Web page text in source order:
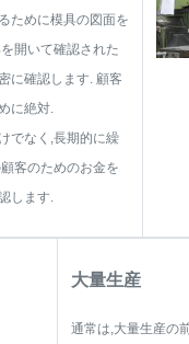
スキルを持って
ために模具の図面を
開いて確認された
に確認します. 顧客
に絶対.
でなく,長期的に繰
客のためのお金を
します.
大量生産
通常は,大量生産の